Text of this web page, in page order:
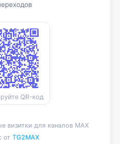
QR-код
визитки для каналов MAX
от TG2MAX